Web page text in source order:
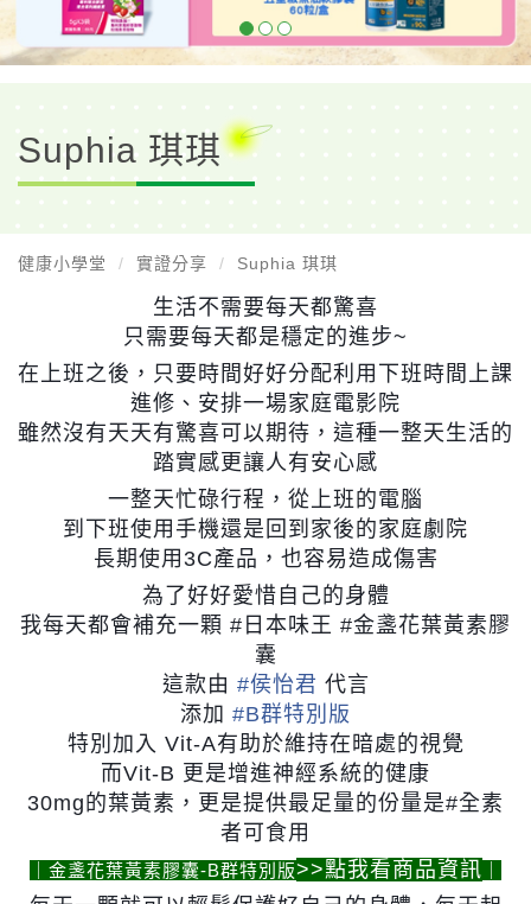
Suphia 琪琪
健康小學堂 實證分享 Suphia 琪琪
生活不需要每天都驚喜
只需要每天都是穩定的進步~
在上班之後，只要時間好好分配利用下班時間上課
進修、安排一場家庭電影院
雖然沒有天天有驚喜可以期待，這種一整天生活的
踏實感更讓人有安心感
一整天忙碌行程，從上班的電腦
到下班使用手機還是回到家後的家庭劇院
長期使用3C產品，也容易造成傷害
為了好好愛惜自己的身體
我每天都會補充一顆 #日本味王 #金盞花葉黃素膠
囊
這款由 #侯怡君 代言
添加 #B群特別版
特別加入 Vit-A有助於維持在暗處的視覺
而Vit-B 更是增進神經系統的健康
30mg的葉黃素，更是提供最足量的份量是#全素
者可食用
｜金盞花葉黃素膠囊-B群特別版>>點我看商品資訊